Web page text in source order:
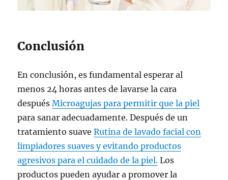
Conclusión
En conclusión, es fundamental esperar al
menos 24 horas antes de lavarse la cara
despuésMicroagujas para permitir que la piel
para sanar adecuadamente. Después de un
tratamiento suaveRutina de lavado facial con
limpiadores suaves y evitando productos
agresivos para el cuidado de la piel. Los
productos pueden ayudar a promover la